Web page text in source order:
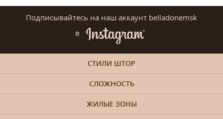
Подписывайтесь на наш аккаунт belladonemsk
в
СТИЛИ ШТОР
СЛОЖНОСТЬ
ЖИЛЫЕ ЗОНЫ